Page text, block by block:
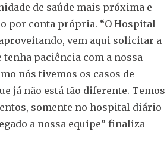
de saúde mais próxima e
por conta própria. “O Hospital
vem aqui solicitar a
tenha paciência com a nossa
nós tivemos os casos de
já não está tão diferente. Temos
somente no hospital diário
a nossa equipe” finaliza